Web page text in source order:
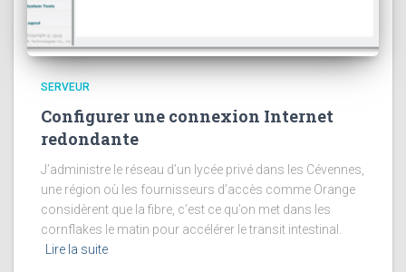
SERVEUR
Configurer une connexion Internet
redondante
J’administre le réseau d’un lycée privé dans les Cévennes,
une région où les fournisseurs d’accès comme Orange
considèrent que la fibre, c’est ce qu’on met dans les
cornflakes le matin pour accélérer le transit intestinal.
Lire la suite